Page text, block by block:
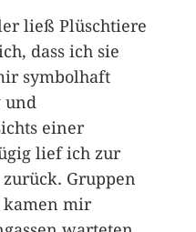
ließ Plüschtiere
dass ich sie
symbolhaft
und
einer
lief ich zur
Gruppen
kamen mir